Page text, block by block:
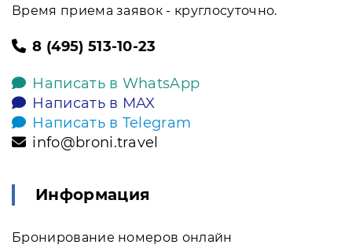
Время приема заявок - круглосуточно.
8 (495) 513-10-23
Написать в WhatsApp
Написать в MAX
Написать в Telegram
info@broni.travel
Информация
Бронирование номеров онлайн